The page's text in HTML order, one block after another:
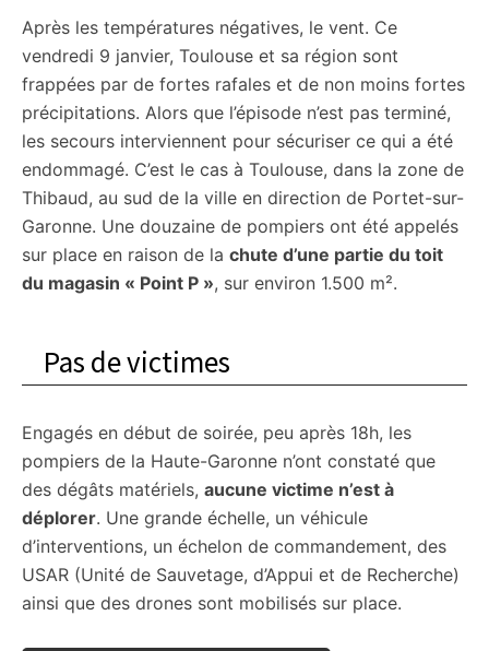
Après les températures négatives, le vent. Ce
vendredi 9 janvier, Toulouse et sa région sont
frappées par de fortes rafales et de non moins fortes
précipitations. Alors que l’épisode n’est pas terminé,
les secours interviennent pour sécuriser ce qui a été
endommagé. C’est le cas à Toulouse, dans la zone de
Thibaud, au sud de la ville en direction de Portet-sur-
Garonne. Une douzaine de pompiers ont été appelés
sur place en raison de la chute d’une partie du toit
du magasin « Point P », sur environ 1.500 m².
Pas de victimes
Engagés en début de soirée, peu après 18h, les
pompiers de la Haute-Garonne n’ont constaté que
des dégâts matériels, aucune victime n’est à
déplorer. Une grande échelle, un véhicule
d’interventions, un échelon de commandement, des
USAR (Unité de Sauvetage, d’Appui et de Recherche)
ainsi que des drones sont mobilisés sur place.